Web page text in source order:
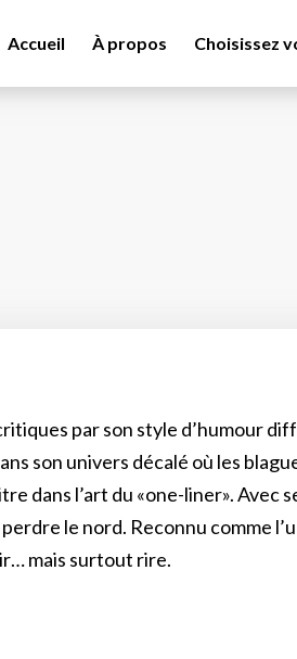
Accueil À propos Choisissez
par son style d’humour
son univers décalé où les
dans l’art du «one-liner». Avec
le nord. Reconnu comme
mais surtout rire.